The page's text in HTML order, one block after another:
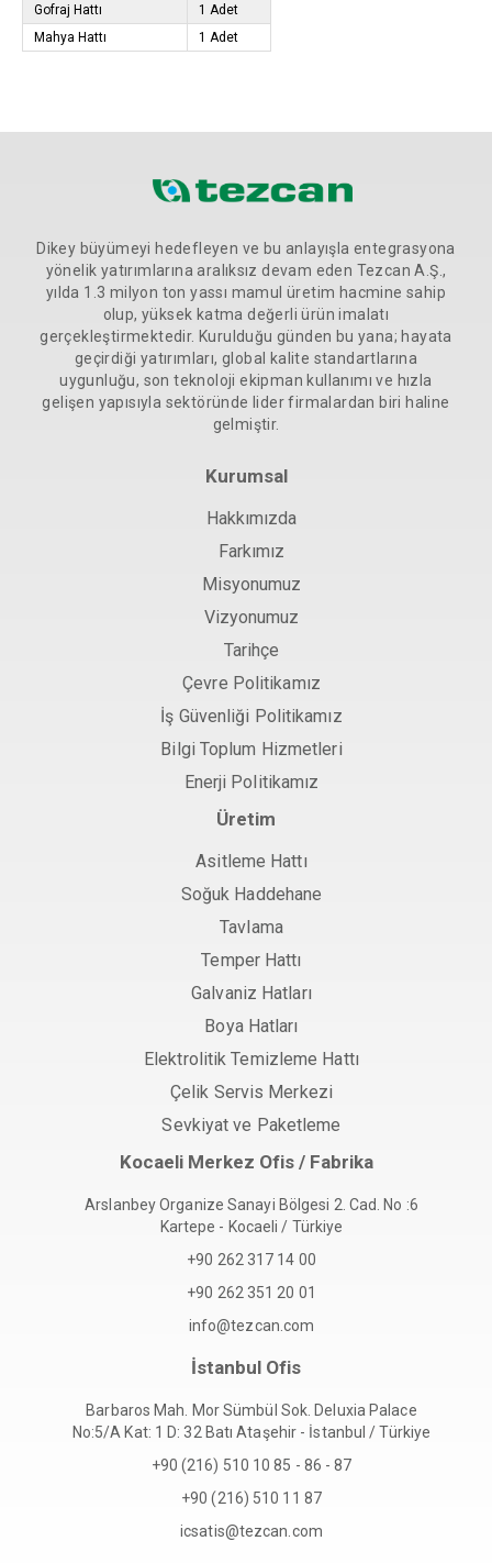
Gofraj Hattı
1 Adet
Mahya Hattı
1 Adet
Dikey büyümeyi hedefleyen ve bu anlayışla entegrasyona
yönelik yatırımlarına aralıksız devam eden Tezcan A.Ş.,
yılda 1.3 milyon ton yassı mamul üretim hacmine sahip
olup, yüksek katma değerli ürün imalatı
gerçekleştirmektedir. Kurulduğu günden bu yana; hayata
geçirdiği yatırımları, global kalite standartlarına
uygunluğu, son teknoloji ekipman kullanımı ve hızla
gelişen yapısıyla sektöründe lider firmalardan biri haline
gelmiştir.
Kurumsal
Hakkımızda
Farkımız
Misyonumuz
Vizyonumuz
Tarihçe
Çevre Politikamız
İş Güvenliği Politikamız
Bilgi Toplum Hizmetleri
Enerji Politikamız
Üretim
Asitleme Hattı
Soğuk Haddehane
Tavlama
Temper Hattı
Galvaniz Hatları
Boya Hatları
Elektrolitik Temizleme Hattı
Çelik Servis Merkezi
Sevkiyat ve Paketleme
Kocaeli Merkez Ofis / Fabrika
Arslanbey Organize Sanayi Bölgesi 2. Cad. No :6
Kartepe - Kocaeli / Türkiye
+90 262 317 14 00
+90 262 351 20 01
info@tezcan.com
İstanbul Ofis
Barbaros Mah. Mor Sümbül Sok. Deluxia Palace
No:5/A Kat: 1 D: 32 Batı Ataşehir - İstanbul / Türkiye
+90 (216) 510 10 85 - 86 - 87
+90 (216) 510 11 87
icsatis@tezcan.com